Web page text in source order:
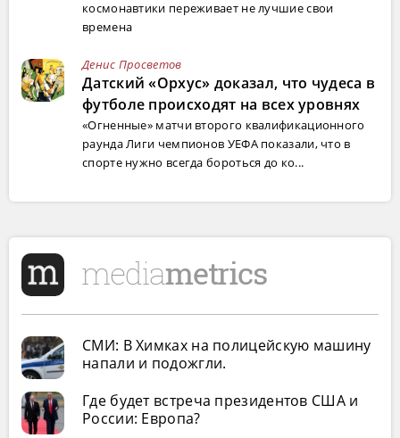
космонавтики переживает не лучшие свои
времена
Денис Просветов
Датский «Орхус» доказал, что чудеса в
футболе происходят на всех уровнях
«Огненные» матчи второго квалификационного
раунда Лиги чемпионов УЕФА показали, что в
спорте нужно всегда бороться до ко...
СМИ: В Химках на полицейскую машину
напали и подожгли.
Где будет встреча президентов США и
России: Европа?